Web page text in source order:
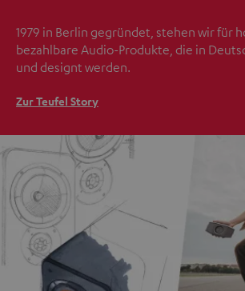
1979 in Berlin gegründet, stehen wir für
bezahlbare Audio-Produkte, die in
und designt werden.
Zur Teufel Story